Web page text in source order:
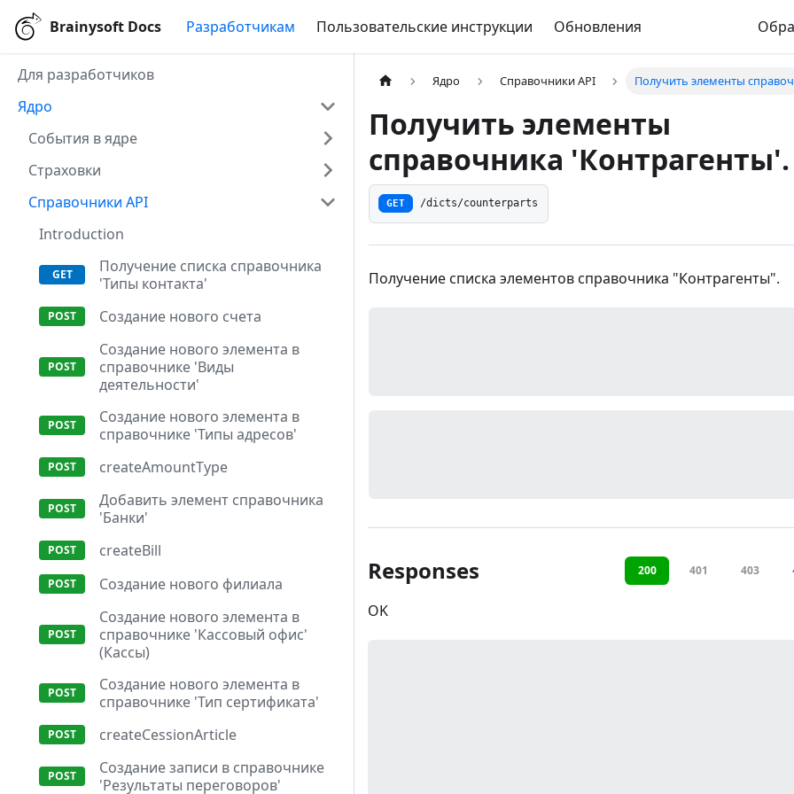
Brainysoft Docs Разработчикам Пользовательские инструкции Обновления
Для разработчиков
Ядро
События в ядре
Страховки
Справочники API
Introduction
Получение списка справочника
'Типы контакта'
Создание нового счета
Создание нового элемента в
справочнике 'Виды
деятельности'
Создание нового элемента в
справочнике 'Типы адресов'
createAmountType
Добавить элемент справочника
'Банки'
createBill
Создание нового филиала
Создание нового элемента в
справочнике 'Кассовый офис'
(Кассы)
Создание нового элемента в
справочнике 'Тип сертификата'
createCessionArticle
Создание записи в справочнике
'Результаты переговоров'
Ядро Справочники API Получить элементы
Получить элементы
справочника 'Контрагенты'.
GET /dicts/counterparts
Получение списка элементов справочника "Контрагенты".
Responses 200 401 403
OK